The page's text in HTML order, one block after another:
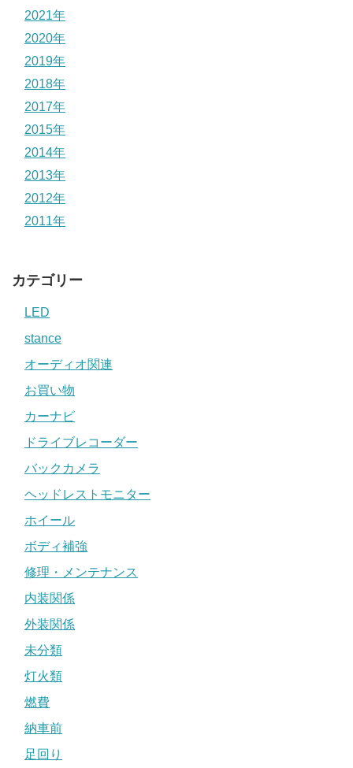
2021年
2020年
2019年
2018年
2017年
2015年
2014年
2013年
2012年
2011年
カテゴリー
LED
stance
オーディオ関連
お買い物
カーナビ
ドライブレコーダー
バックカメラ
ヘッドレストモニター
ホイール
ボディ補強
修理・メンテナンス
内装関係
外装関係
未分類
灯火類
燃費
納車前
足回り